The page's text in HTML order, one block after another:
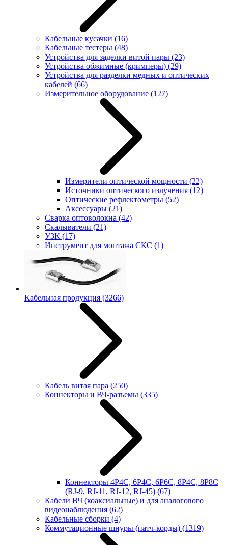
Кабельные кусачки (16)
Кабельные тестеры (48)
Устройства для заделки витой пары (23)
Устройства обжимные (кримперы) (29)
Устройства для разделки медных и оптических
кабелей (66)
Измерительное оборудование (127)
Измерители оптической мощности (22)
Источники оптического излучения (12)
Оптические рефлектометры (52)
Аксессуары (21)
Сварка оптоволокна (42)
Скалыватели (21)
УЗК (17)
Инструмент для монтажа СКС (1)
Кабельная продукция (3266)
Кабель витая пара (250)
Коннекторы и ВЧ-разъемы (335)
Коннекторы 4P4C, 6P4C, 6P6C, 8P4C, 8P8C
(RJ-9, RJ-11, RJ-12, RJ-45) (67)
Кабели ВЧ (коаксиальные) и для аналогового
видеонаблюдения (62)
Кабельные сборки (4)
Коммутационные шнуры (патч-корды) (1319)